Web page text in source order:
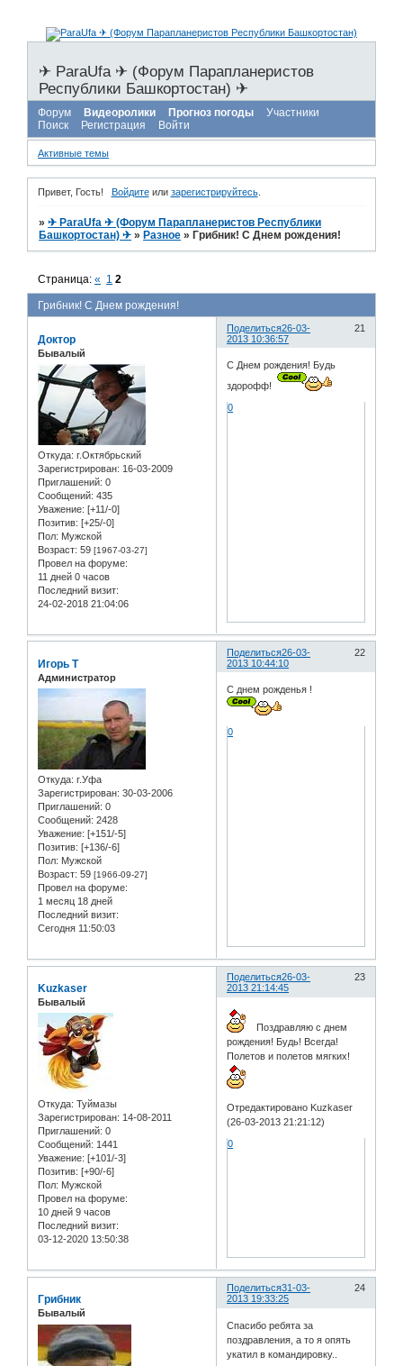
✈ ParaUfa ✈ (Форум Парапланеристов
Республики Башкортостан) ✈
Форум Видеоролики Прогноз погоды
Участники
Поиск
Регистрация Войти
Активные темы
Привет, Гость! Войдитеили зарегистрируйтесь.
»✈ ParaUfa ✈ (Форум Парапланеристов Республики
Башкортостан) ✈ » Разное » Грибник! С Днем рождения!
Грибник! С Днем рождения!
Страница:« 1 2
Поделиться 21
26-03-
2013 10:36:57
Доктор
Бывалый
Откуда: г.Октябрьский
Зарегистрирован: 16-03-2009
Приглашений: 0
Сообщений: 435
Уважение: [+11/-0]
Позитив: [+25/-0]
Пол: Мужской
Возраст: 59 [1967-03-27]
Провел на форуме:
11 дней 0 часов
Последний визит:
24-02-2018 21:04:06
С Днем рождения! Будь
здорофф!
0
Поделиться 22
26-03-
2013 10:44:10
Игорь Т
Администратор
Откуда: г.Уфа
Зарегистрирован: 30-03-2006
Приглашений: 0
Сообщений: 2428
Уважение: [+151/-5]
Позитив: [+136/-6]
Пол: Мужской
Возраст: 59 [1966-09-27]
Провел на форуме:
1 месяц 18 дней
Последний визит:
Сегодня 11:50:03
С днем рожденья !
0
Поделиться 23
26-03-
2013 21:14:45
Kuzkaser
Бывалый
Откуда: Туймазы
Зарегистрирован: 14-08-2011
Приглашений: 0
Сообщений: 1441
Уважение: [+101/-3]
Позитив: [+90/-6]
Пол: Мужской
Провел на форуме:
10 дней 9 часов
Последний визит:
03-12-2020 13:50:38
Поздравляю с днем
рождения! Будь! Всегда!
Полетов и полетов мягких!
Отредактировано Kuzkaser
(26-03-2013 21:21:12)
0
Поделиться 24
31-03-
2013 19:33:25
Грибник
Бывалый
Спасибо ребята за
поздравления, а то я опять
укатил в командировку..